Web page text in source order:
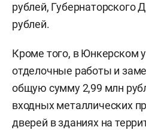
рублей, Губернаторского
рублей.
Кроме того, в Юнкерском
отделочные работы и
общую сумму 2,99 млн
входных металлических
дверей в зданиях на